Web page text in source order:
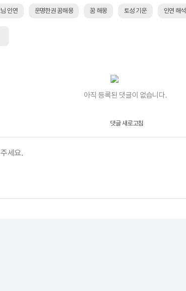
인연 운명한권 꿈해몽 꿈 해몽 토성 기운 인연 해석
아직 등록된 댓글이 없습니다.
댓글 새로고침